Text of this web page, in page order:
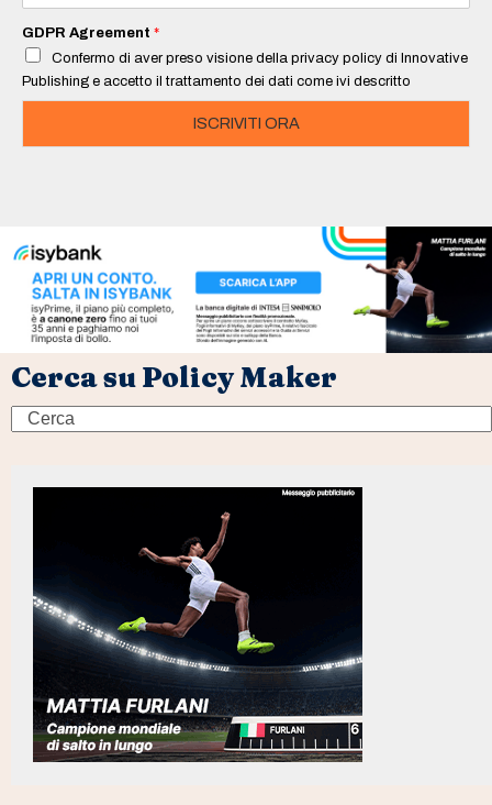
a
i
*
GDPR Agreement *
Confermo di aver preso visione della privacy policy di Innovative
Publishing e accetto il trattamento dei dati come ivi descritto
ISCRIVITI ORA
Cerca su Policy Maker
Search